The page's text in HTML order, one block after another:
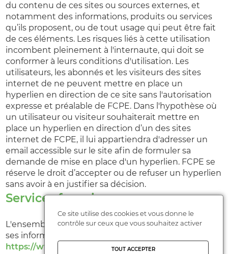
du contenu de ces sites ou sources externes, et
notamment des informations, produits ou services
qu’ils proposent, ou de tout usage qui peut être fait
de ces éléments. Les risques liés à cette utilisation
incombent pleinement à l'internaute, qui doit se
conformer à leurs conditions d'utilisation. Les
utilisateurs, les abonnés et les visiteurs des sites
internet de ne peuvent mettre en place un
hyperlien en direction de ce site sans l'autorisation
expresse et préalable de FCPE. Dans l'hypothèse où
un utilisateur ou visiteur souhaiterait mettre en
place un hyperlien en direction d’un des sites
internet de FCPE, il lui appartiendra d'adresser un
email accessible sur le site afin de formuler sa
demande de mise en place d'un hyperlien. FCPE se
réserve le droit d’accepter ou de refuser un hyperlien
sans avoir à en justifier sa décision.
Services fournis
L'ensemble des activités de l'association ainsi que
ses informations sont présentés sur notre site
https://www.fcpe.asso.fr/ .
Ce site utilise des cookies et vous donne le
contrôle sur ceux que vous souhaitez activer
TOUT ACCEPTER